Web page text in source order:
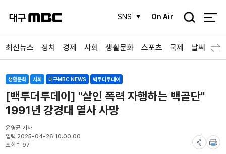
SNS On Air
검
최신뉴스 정치 경제 사회 생활문화 스포츠 국제 날씨
생활문화 사회 대구MBC NEWS 백투더투데이
[백투더투데이] "살인 폭력 자행하는 백골단"
1991년 강경대 열사 사망
윤영균 기자
입력 2025-04-26 10:00:00
조회수 97